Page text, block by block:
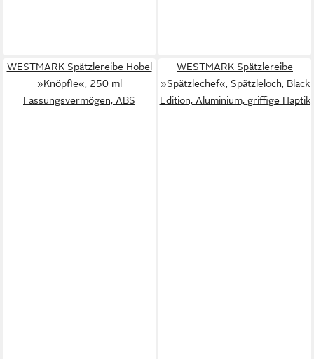
WESTMARK Spätzlereibe Hobel
»Knöpfle«, 250 ml
Fassungsvermögen, ABS
WESTMARK Spätzlereibe
»Spätzlechef«, Spätzleloch, Black
Edition, Aluminium, griffige Haptik